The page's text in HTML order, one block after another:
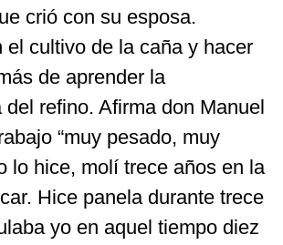
crió con su esposa.
el cultivo de la caña y hacer
de aprender la
del refino. Afirma don Manuel
“muy pesado, muy
lo hice, molí trece años en la
Hice panela durante trece
yo en aquel tiempo diez